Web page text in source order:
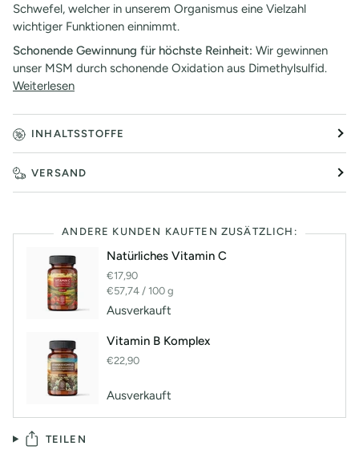
Schwefel, welcher in unserem Organismus eine Vielzahl
wichtiger Funktionen einnimmt.
Schonende Gewinnung für höchste Reinheit: Wir gewinnen
unser MSM durch schonende Oxidation aus Dimethylsulfid.
Weiterlesen
INHALTSSTOFFE
VERSAND
ANDERE KUNDEN KAUFTEN ZUSÄTZLICH:
Natürliches Vitamin C
€17,90
Stückpreis
€57,74 / pro
100 g
Ausverkauft
Vitamin B Komplex
€22,90
Ausverkauft
TEILEN